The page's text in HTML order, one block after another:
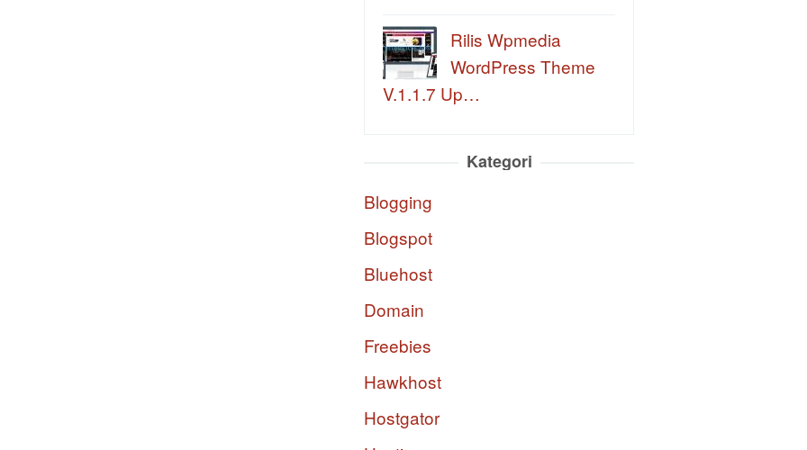
Rilis Wpmedia
WordPress Theme
V.1.1.7 Up…
Kategori
Blogging
Blogspot
Bluehost
Domain
Freebies
Hawkhost
Hostgator